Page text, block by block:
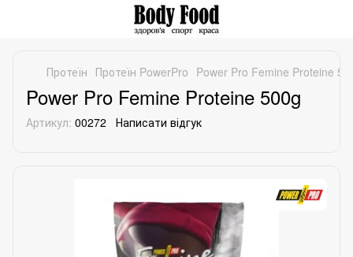
Протеїн Протеїн PowerPro Power Pro Femine Proteine
Power Pro Femine Proteine 500g
Артикул: 00272 Написати відгук